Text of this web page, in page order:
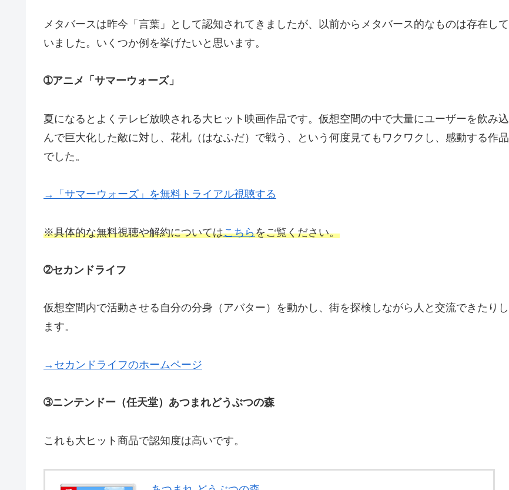
メタバースは昨今「言葉」として認知されてきましたが、以前からメタバース的なものは存在して
いました。いくつか例を挙げたいと思います。
➀アニメ「サマーウォーズ」
夏になるとよくテレビ放映される大ヒット映画作品です。仮想空間の中で大量にユーザーを飲み込
んで巨大化した敵に対し、花札（はなふだ）で戦う、という何度見てもワクワクし、感動する作品
でした。
→「サマーウォーズ」を無料トライアル視聴する
※具体的な無料視聴や解約についてはこちらをご覧ください。
➁セカンドライフ
仮想空間内で活動させる自分の分身（アバター）を動かし、街を探検しながら人と交流できたりし
ます。
→セカンドライフのホームページ
➂ニンテンドー（任天堂）あつまれどうぶつの森
これも大ヒット商品で認知度は高いです。